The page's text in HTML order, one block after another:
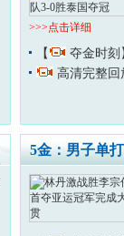
>>>点击详细
【
夺金时刻
高清完整回
5金：男子单打